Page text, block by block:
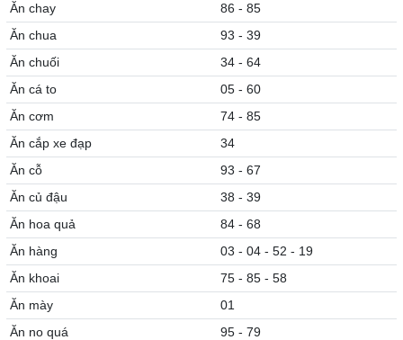
Ăn chay
86 - 85
Ăn chua
93 - 39
Ăn chuối
34 - 64
Ăn cá to
05 - 60
Ăn cơm
74 - 85
Ăn cắp xe đạp
34
Ăn cỗ
93 - 67
Ăn củ đậu
38 - 39
Ăn hoa quả
84 - 68
Ăn hàng
03 - 04 - 52 - 19
Ăn khoai
75 - 85 - 58
Ăn mày
01
Ăn no quá
95 - 79